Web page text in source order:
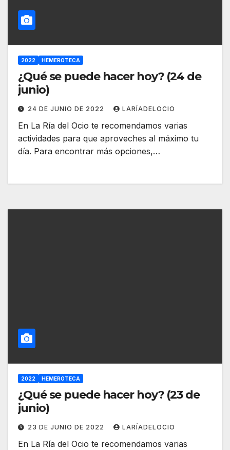
2022 HEMEROTECA
¿Qué se puede hacer hoy? (24 de
junio)
24 DE JUNIO DE 2022 LARÍADELOCIO
En La Ría del Ocio te recomendamos varias
actividades para que aproveches al máximo tu
día. Para encontrar más opciones,…
2022 HEMEROTECA
¿Qué se puede hacer hoy? (23 de
junio)
23 DE JUNIO DE 2022 LARÍADELOCIO
En La Ría del Ocio te recomendamos varias